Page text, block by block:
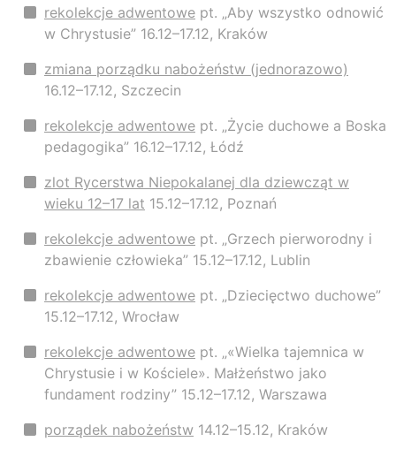
rekolekcje adwentowe pt. „Aby wszystko odnowić
w Chrystusie” 16.12–17.12, Kraków
zmiana porządku nabożeństw (jednorazowo)
16.12–17.12, Szczecin
rekolekcje adwentowe pt. „Życie duchowe a Boska
pedagogika” 16.12–17.12, Łódź
zlot Rycerstwa Niepokalanej dla dziewcząt w
wieku 12–17 lat 15.12–17.12, Poznań
rekolekcje adwentowe pt. „Grzech pierworodny i
zbawienie człowieka” 15.12–17.12, Lublin
rekolekcje adwentowe pt. „Dziecięctwo duchowe”
15.12–17.12, Wrocław
rekolekcje adwentowe pt. „«Wielka tajemnica w
Chrystusie i w Kościele». Małżeństwo jako
fundament rodziny” 15.12–17.12, Warszawa
porządek nabożeństw 14.12–15.12, Kraków